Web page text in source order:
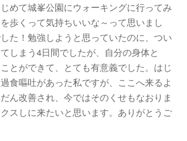
めて城峯公園にウォーキングに行ってみ
歩くって気持ちいいな～って思いまし
た！勉強しようと思っていたのに、つい
しまう4日間でしたが、自分の身体と
とができて、とても有意義でした。はじ
食嘔吐があった私ですが、ここへ来るよ
ん改善され、今ではそのくせもなおりま
スしに来たいと思います。ありがとうご